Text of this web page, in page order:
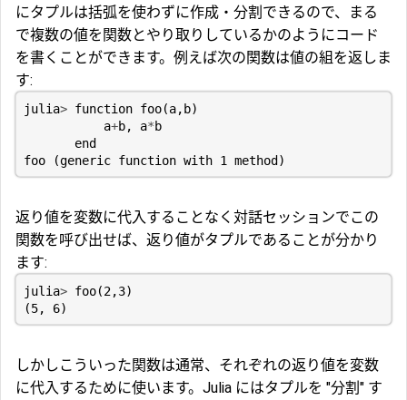
にタプルは括弧を使わずに作成・分割できるので、まる
で複数の値を関数とやり取りしているかのようにコード
を書くことができます。例えば次の関数は値の組を返しま
す:
julia> function foo(a,b)
a+b, a*b
end
foo
(generic function with 1 method)
返り値を変数に代入することなく対話セッションでこの
関数を呼び出せば、返り値がタプルであることが分かり
ます:
julia> foo(2,3)
(5, 6)
しかしこういった関数は通常、それぞれの返り値を変数
に代入するために使います。Julia にはタプルを "分割" す